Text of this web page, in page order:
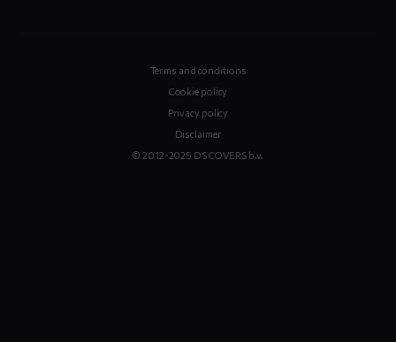
Terms and conditions
Cookie policy
Privacy policy
Disclaimer
© 2012-2025 DS COVERS b.v.